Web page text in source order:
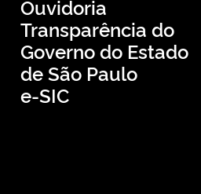
Ouvidoria
Transparência do
Governo do Estado
de São Paulo
e-SIC